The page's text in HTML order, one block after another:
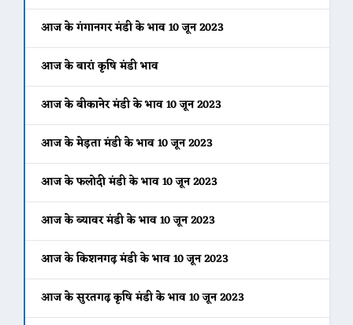
आज के गंगानगर मंडी के भाव 10 जून 2023
आज के बारां कृषि मंडी भाव
आज के बीकानेर मंडी के भाव 10 जून 2023
आज के मेड़ता मंडी के भाव 10 जून 2023
आज के फलोदी मंडी के भाव 10 जून 2023
आज के ब्यावर मंडी के भाव 10 जून 2023
आज के किशनगढ़ मंडी के भाव 10 जून 2023
आज के सुरतगढ़ कृषि मंडी के भाव 10 जून 2023